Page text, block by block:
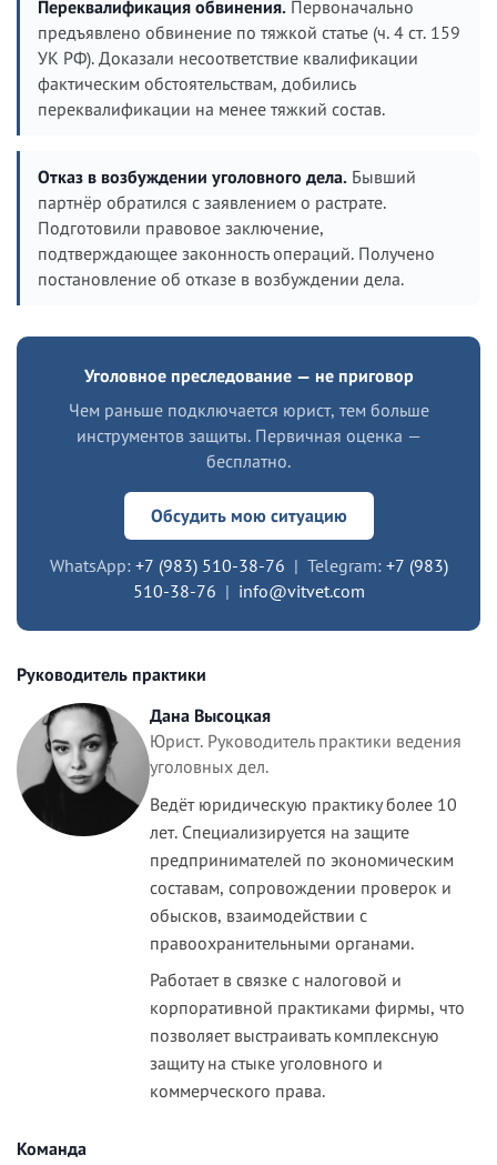
Переквалификация обвинения. Первоначально
предъявлено обвинение по тяжкой статье (ч. 4 ст. 159
УК РФ). Доказали несоответствие квалификации
фактическим обстоятельствам, добились
переквалификации на менее тяжкий состав.
Отказ в возбуждении уголовного дела. Бывший
партнёр обратился с заявлением о растрате.
Подготовили правовое заключение,
подтверждающее законность операций. Получено
постановление об отказе в возбуждении дела.
Уголовное преследование — не приговор
Чем раньше подключается юрист, тем больше
инструментов защиты. Первичная оценка —
бесплатно.
Обсудить мою ситуацию
WhatsApp: +7 (983) 510-38-76 | Telegram: +7 (983)
510-38-76 | info@vitvet.com
Руководитель практики
Дана Высоцкая
Юрист. Руководитель практики ведения
уголовных дел.
Ведёт юридическую практику более 10
лет. Специализируется на защите
предпринимателей по экономическим
составам, сопровождении проверок и
обысков, взаимодействии с
правоохранительными органами.
Работает в связке с налоговой и
корпоративной практиками фирмы, что
позволяет выстраивать комплексную
защиту на стыке уголовного и
коммерческого права.
Команда